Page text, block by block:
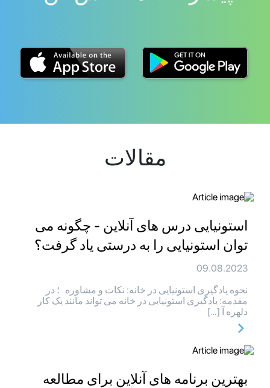
مقالات
استونیایی درس های آنلاین - چگونه می
توان استونیایی را به درستی یاد گرفت؟
09.08.2023
نحوه یادگیری استونیایی در خانه: نکات و مشاوره ؛ در
مقدمه: یادگیری استونیایی در خانه می تواند مانند یک کار
دلهره آ […]
بهترین برنامه های آنلاین برای مطالعه